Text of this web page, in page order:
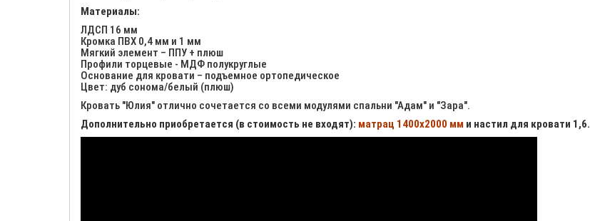
Материалы:
ЛДСП 16 мм
Кромка ПВХ 0,4 мм и 1 мм
Мягкий элемент – ППУ + плюш
Профили торцевые - МДФ полукруглые
Основание для кровати – подъемное ортопедическое
Цвет: дуб сонома/белый (плюш)
Кровать "Юлия" отлично сочетается со всеми модулями спальни "Адам" и "Зара".
Дополнительно приобретается (в стоимость не входят): матрац 1400х2000 мм и настил для кровати 1,6.